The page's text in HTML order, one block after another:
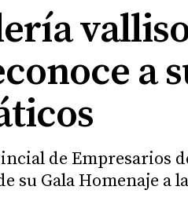
a
de Empresarios
su Gala Homenaje